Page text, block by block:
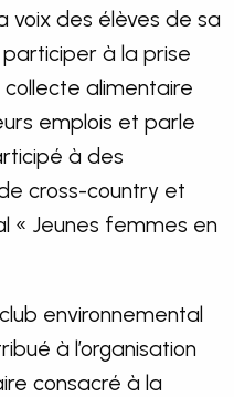
voix des élèves de sa
à la prise
collecte alimentaire
emplois et parle
à des
cross-country et
« Jeunes femmes en
environnemental
à l’organisation
consacré à la